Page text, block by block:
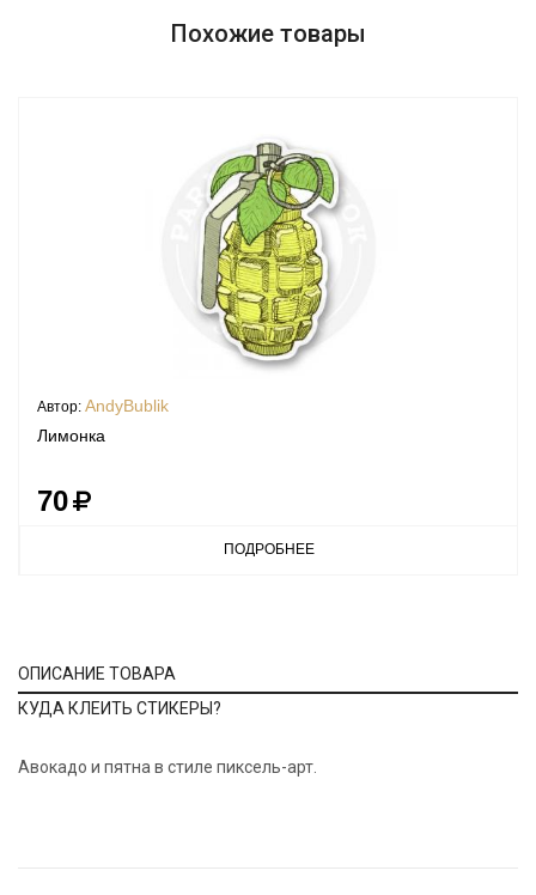
Похожие товары
Автор: AndyBublik
Лимонка
70
ПОДРОБНЕЕ
ОПИСАНИЕ ТОВАРА
КУДА КЛЕИТЬ СТИКЕРЫ?
Авокадо и пятна в стиле пиксель-арт.